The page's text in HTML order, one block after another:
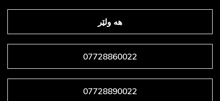
هه ولێر
07728860022
07728890022